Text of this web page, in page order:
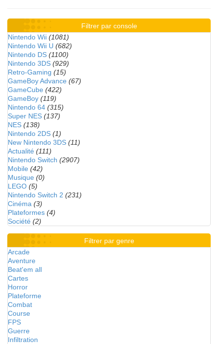
Filtrer par console
Nintendo Wii (1081)
Nintendo Wii U (682)
Nintendo DS (1100)
Nintendo 3DS (929)
Retro-Gaming (15)
GameBoy Advance (67)
GameCube (422)
GameBoy (119)
Nintendo 64 (315)
Super NES (137)
NES (138)
Nintendo 2DS (1)
New Nintendo 3DS (11)
Actualité (111)
Nintendo Switch (2907)
Mobile (42)
Musique (0)
LEGO (5)
Nintendo Switch 2 (231)
Cinéma (3)
Plateformes (4)
Société (2)
Filtrer par genre
Arcade
Aventure
Beat'em all
Cartes
Horror
Plateforme
Combat
Course
FPS
Guerre
Infiltration